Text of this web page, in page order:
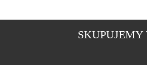
SKUPUJEMY